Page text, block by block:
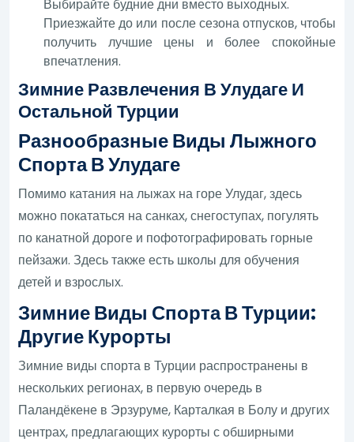
Выбирайте будние дни вместо выходных.
Приезжайте до или после сезона отпусков, чтобы
получить лучшие цены и более спокойные
впечатления.
Зимние Развлечения В Улудаге И
Остальной Турции
Разнообразные Виды Лыжного
Спорта В Улудаге
Помимо катания на лыжах на горе Улудаг, здесь
можно покататься на санках, снегоступах, погулять
по канатной дороге и пофотографировать горные
пейзажи. Здесь также есть школы для обучения
детей и взрослых.
Зимние Виды Спорта В Турции:
Другие Курорты
Зимние виды спорта в Турции распространены в
нескольких регионах, в первую очередь в
Паландёкене в Эрзуруме, Карталкая в Болу и других
центрах, предлагающих курорты с обширными